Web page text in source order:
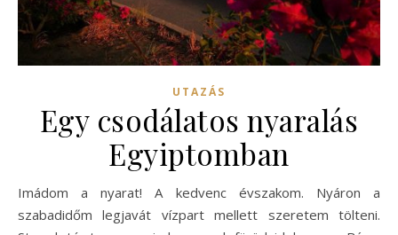
UTAZÁS
Egy csodálatos nyaralás
Egyiptomban
Imádom a nyarat! A kedvenc évszakom. Nyáron a
szabadidőm legjavát vízpart mellett szeretem tölteni.